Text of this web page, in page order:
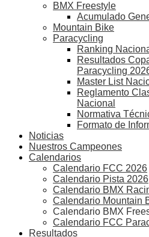
BMX Freestyle
Acumulado
Mountain Bike
Paracycling
Ranking
Resultados
Paracycling
Master List
Reglamento
Nacional
Normativa
Formato de
Noticias
Nuestros Campeones
Calendarios
Calendario FCC 2026
Calendario Pista 2026
Calendario BMX
Calendario Mountain
Calendario BMX
Calendario FCC
Resultados